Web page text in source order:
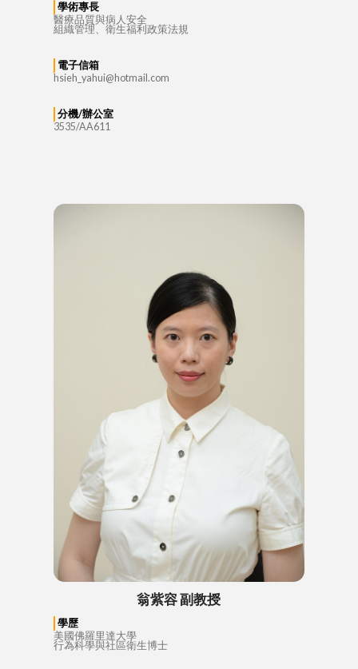
學術專長
醫療品質與病人安全
組織管理、衛生福利政策法規
電子信箱
hsieh_yahui@hotmail.com
分機/辦公室
3535/AA611
翁紫容 副教授
學歷
美國佛羅里達大學
行為科學與社區衛生博士